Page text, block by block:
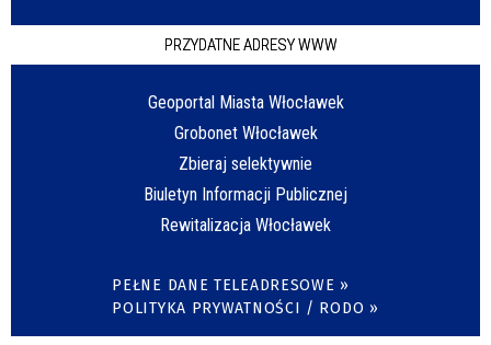
PRZYDATNE ADRESY WWW
Geoportal Miasta Włocławek
Grobonet Włocławek
Zbieraj selektywnie
Biuletyn Informacji Publicznej
Rewitalizacja Włocławek
PEŁNE DANE TELEADRESOWE »
POLITYKA PRYWATNOŚCI / RODO »